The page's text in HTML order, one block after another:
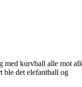
med kurvball alle mot
ble det elefantball og